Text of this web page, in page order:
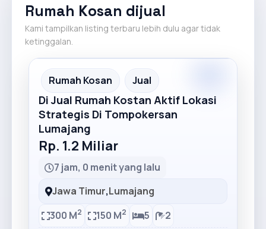
Rumah Kosan dijual
Kami tampilkan listing terbaru lebih dulu agar tidak
ketinggalan.
Recommended
Rumah Kosan Jual
Di Jual Rumah Kostan Aktif Lokasi
Strategis Di Tompokersan
Lumajang
Rp. 1.2 Miliar
7 jam, 0 menit yang lalu
Jawa Timur,Lumajang
300 M2 150 M2 5 2